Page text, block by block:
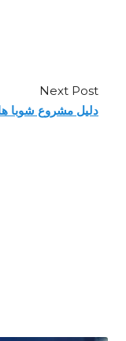
Next Post
دليل مشروع شوبا